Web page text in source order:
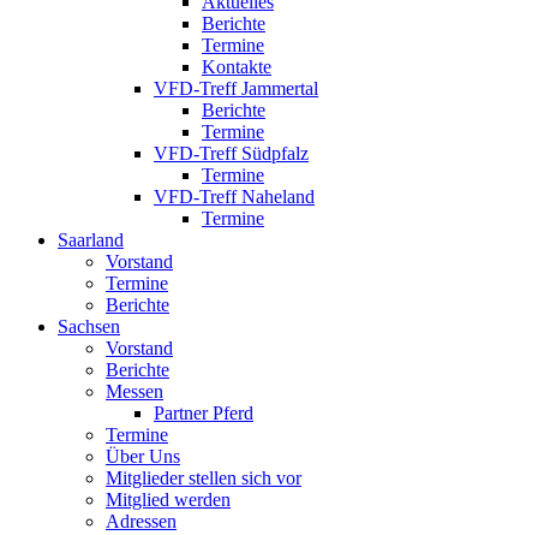
Berichte
Termine
Kontakte
VFD-Treff Jammertal
Berichte
Termine
VFD-Treff Südpfalz
Termine
VFD-Treff Naheland
Termine
Saarland
Vorstand
Termine
Berichte
Sachsen
Vorstand
Berichte
Messen
Partner Pferd
Termine
Über Uns
Mitglieder stellen sich vor
Mitglied werden
Adressen